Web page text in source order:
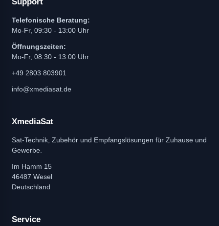
Telefonische Beratung:
Mo-Fr, 09:30 - 13:00 Uhr
Öffnungszeiten:
Mo-Fr, 08:30 - 13:00 Uhr
+49 2803 803901
info@xmediasat.de
XmediaSat
Sat-Technik, Zubehör und Empfangslösungen für Zuhause und
Gewerbe.
Im Hamm 15
46487 Wesel
Deutschland
Service